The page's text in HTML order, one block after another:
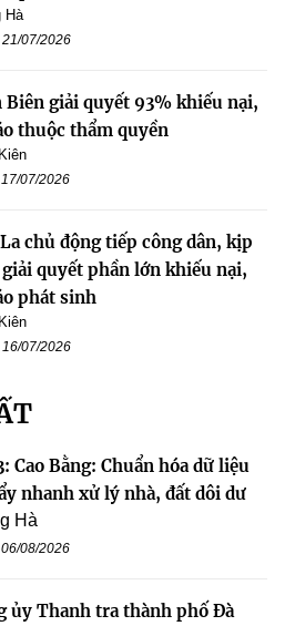
Hà
07/2026
Biên giải quyết 93% khiếu nại,
thuộc thẩm quyền
07/2026
chủ động tiếp công dân, kịp
quyết phần lớn khiếu nại,
phát sinh
07/2026
Cao Bằng: Chuẩn hóa dữ liệu
nhanh xử lý nhà, đất dôi dư
Hà
08/2026
ủy Thanh tra thành phố Đà